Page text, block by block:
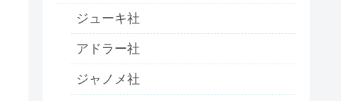
ジューキ社
アドラー社
ジャノメ社